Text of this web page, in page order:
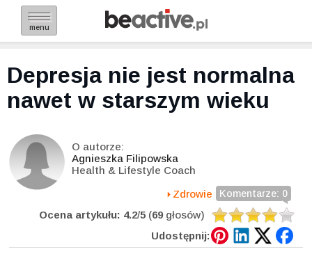
menu
Depresja nie jest normalna
nawet w starszym wieku
O autorze:
Agnieszka Filipowska
Health & Lifestyle Coach
Komentarze: 0
Zdrowie
Ocena artykułu: 4.2/5 (69 głosów)
Udostępnij: